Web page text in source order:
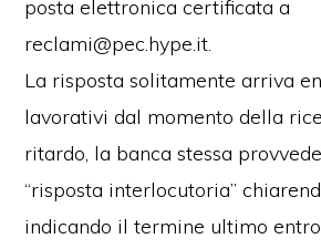
posta elettronica certificata a
reclami@pec.hype.it.
La risposta solitamente arriva
lavorativi dal momento della
ritardo, la banca stessa
“risposta interlocutoria”
indicando il termine ultimo